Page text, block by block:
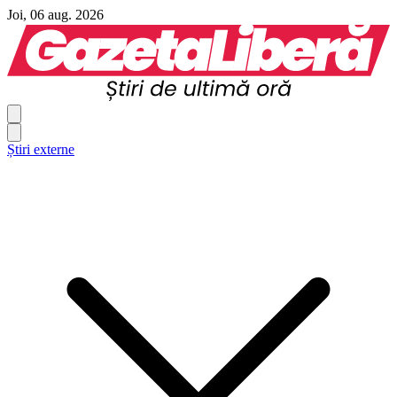
Joi, 06 aug. 2026
Știri externe